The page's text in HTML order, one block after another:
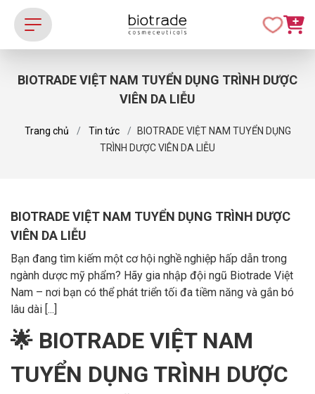
BIOTRADE VIỆT NAM TUYỂN DỤNG TRÌNH DƯỢC
VIÊN DA LIỄU
Trang chủ Tin tức
BIOTRADE VIỆT NAM TUYỂN DỤNG
TRÌNH DƯỢC VIÊN DA LIỄU
BIOTRADE VIỆT NAM TUYỂN DỤNG TRÌNH DƯỢC
VIÊN DA LIỄU
Bạn đang tìm kiếm một cơ hội nghề nghiệp hấp dẫn trong
ngành dược mỹ phẩm? Hãy gia nhập đội ngũ Biotrade Việt
Nam – nơi bạn có thể phát triển tối đa tiềm năng và gắn bó
lâu dài [...]
🌟 BIOTRADE VIỆT NAM
TUYỂN DỤNG TRÌNH DƯỢC